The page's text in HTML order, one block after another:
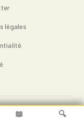
légales
réservés.
📖 🔍